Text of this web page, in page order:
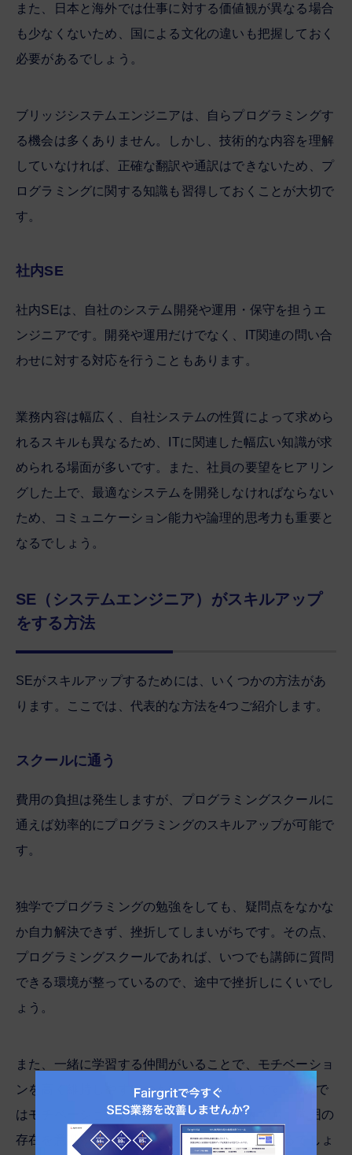
また、日本と海外では仕事に対する価値観が異なる場合
も少なくないため、国による文化の違いも把握しておく
必要があるでしょう。
ブリッジシステムエンジニアは、自らプログラミングす
る機会は多くありません。しかし、技術的な内容を理解
していなければ、正確な翻訳や通訳はできないため、プ
ログラミングに関する知識も習得しておくことが大切で
す。
社内SE
社内SEは、自社のシステム開発や運用・保守を担うエ
ンジニアです。開発や運用だけでなく、IT関連の問い合
わせに対する対応を行うこともあります。
業務内容は幅広く、自社システムの性質によって求めら
れるスキルも異なるため、ITに関連した幅広い知識が求
められる場面が多いです。また、社員の要望をヒアリン
グした上で、最適なシステムを開発しなければならない
ため、コミュニケーション能力や論理的思考力も重要と
なるでしょう。
SE（システムエンジニア）がスキルアップ
をする方法
SEがスキルアップするためには、いくつかの方法があ
ります。ここでは、代表的な方法を4つご紹介します。
スクールに通う
費用の負担は発生しますが、プログラミングスクールに
通えば効率的にプログラミングのスキルアップが可能で
す。
独学でプログラミングの勉強をしても、疑問点をなかな
か自力解決できず、挫折してしまいがちです。その点、
プログラミングスクールであれば、いつでも講師に質問
できる環境が整っているので、途中で挫折しにくいでし
ょう。
また、一緒に学習する仲間がいることで、モチベーショ
ンを高く維持しやすいのも大きなメリットです。1人で
はモチベーションの維持が難しいという人でも、周囲の
存在を意識することでプラスの影響を受けられるでしょ